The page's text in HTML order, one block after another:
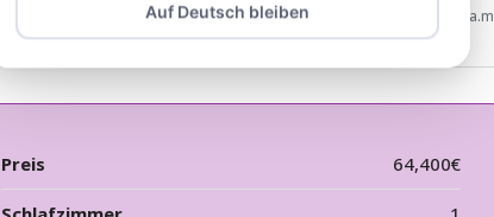
Aktualisiert am November 3, 2025 beim 1:45
Preis 64,400€
Auf Deutsch bleiben